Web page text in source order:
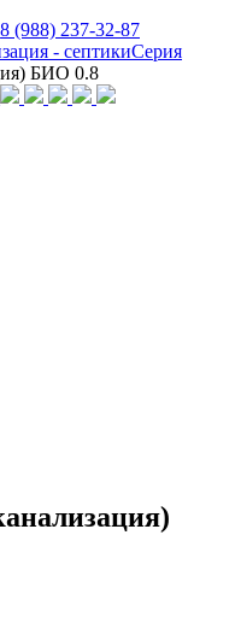
8 (988) 237-32-87
- септикиСерия
БИО 0.8